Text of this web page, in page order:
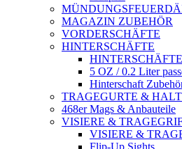
MAGAZIN ZUBEHÖR
VORDERSCHÄFTE
HINTERSCHÄFTE
HINTERSCHÄFTE
5 OZ / 0.2 Liter
Hinterschaft
TRAGEGURTE &
468er Mags & Anbauteile
VISIERE &
VISIERE &
Flip-Up Sights